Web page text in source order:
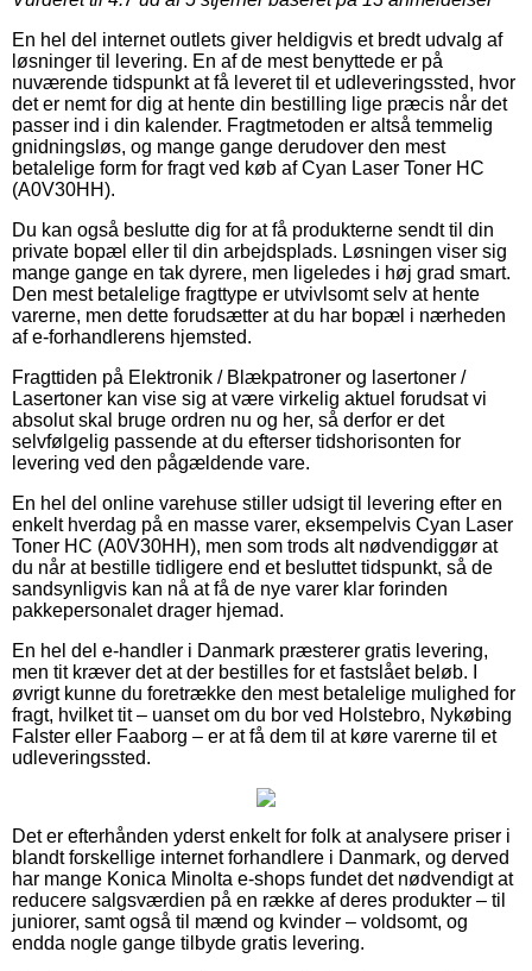
En hel del internet outlets giver heldigvis et bredt udvalg af
løsninger til levering. En af de mest benyttede er på
nuværende tidspunkt at få leveret til et udleveringssted, hvor
det er nemt for dig at hente din bestilling lige præcis når det
passer ind i din kalender. Fragtmetoden er altså temmelig
gnidningsløs, og mange gange derudover den mest
betalelige form for fragt ved køb af Cyan Laser Toner HC
(A0V30HH).
Du kan også beslutte dig for at få produkterne sendt til din
private bopæl eller til din arbejdsplads. Løsningen viser sig
mange gange en tak dyrere, men ligeledes i høj grad smart.
Den mest betalelige fragttype er utvivlsomt selv at hente
varerne, men dette forudsætter at du har bopæl i nærheden
af e-forhandlerens hjemsted.
Fragttiden på Elektronik / Blækpatroner og lasertoner /
Lasertoner kan vise sig at være virkelig aktuel forudsat vi
absolut skal bruge ordren nu og her, så derfor er det
selvfølgelig passende at du efterser tidshorisonten for
levering ved den pågældende vare.
En hel del online varehuse stiller udsigt til levering efter en
enkelt hverdag på en masse varer, eksempelvis Cyan Laser
Toner HC (A0V30HH), men som trods alt nødvendiggør at
du når at bestille tidligere end et besluttet tidspunkt, så de
sandsynligvis kan nå at få de nye varer klar forinden
pakkepersonalet drager hjemad.
En hel del e-handler i Danmark præsterer gratis levering,
men tit kræver det at der bestilles for et fastslået beløb. I
øvrigt kunne du foretrække den mest betalelige mulighed for
fragt, hvilket tit – uanset om du bor ved Holstebro, Nykøbing
Falster eller Faaborg – er at få dem til at køre varerne til et
udleveringssted.
Det er efterhånden yderst enkelt for folk at analysere priser i
blandt forskellige internet forhandlere i Danmark, og derved
har mange Konica Minolta e-shops fundet det nødvendigt at
reducere salgsværdien på en række af deres produkter – til
juniorer, samt også til mænd og kvinder – voldsomt, og
endda nogle gange tilbyde gratis levering.